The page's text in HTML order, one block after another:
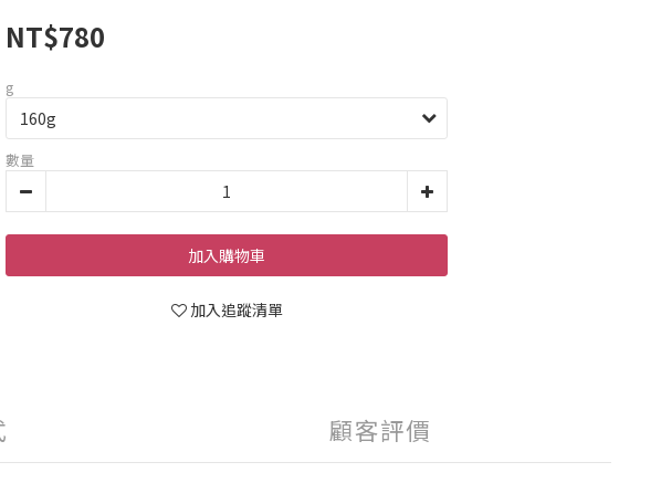
NT$780
g
數量
加入購物車
加入追蹤清單
顧客評價